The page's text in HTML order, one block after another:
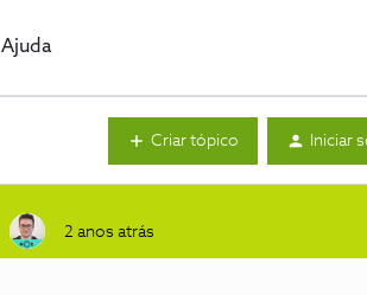
Ajuda
Criar tópico Iniciar
2 anos atrás